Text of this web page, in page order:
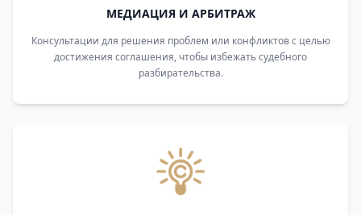
МЕДИАЦИЯ И АРБИТРАЖ
Консультации для решения проблем или конфликтов с целью
достижения соглашения, чтобы избежать судебного
разбирательства.